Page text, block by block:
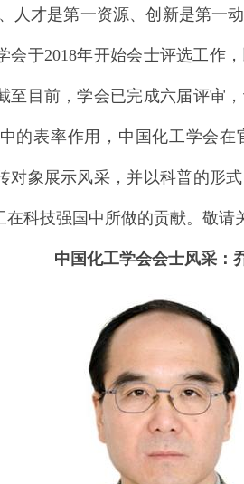
是第一资源、创新是第一动
于2018年开始会士评选工作
至目前，学会已完成六届评审
的表率作用，中国化工学会
对象展示风采，并以科普的形
科技强国中所做的贡献。敬请
中国化工学会会士风采：